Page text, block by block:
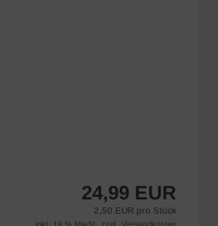
24,99 EUR
2,50 EUR pro Stück
inkl. 19 % MwSt. zzgl. Versandkosten